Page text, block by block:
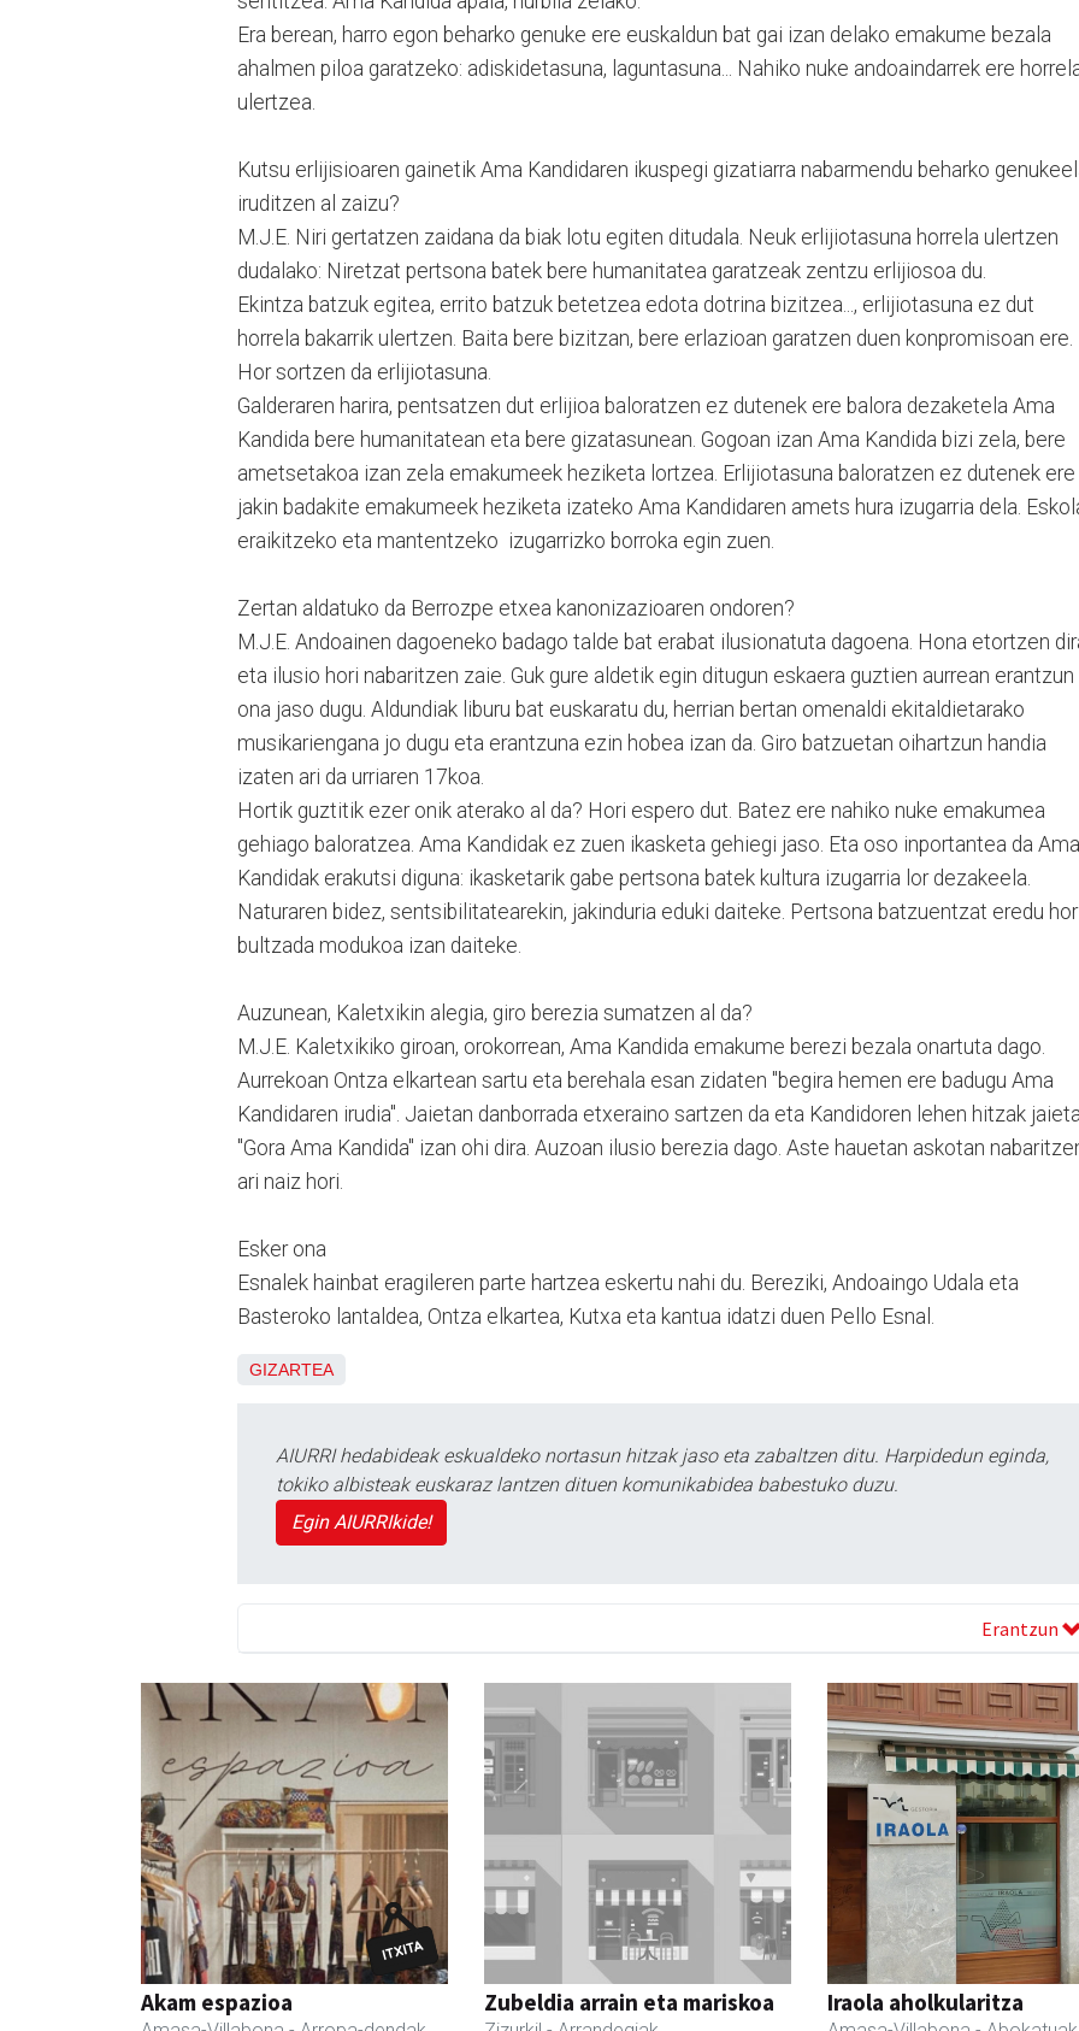
Era berean, harro egon beharko genuke ere euskaldun bat gai izan delako emakume bezala
ahalmen piloa garatzeko: adiskidetasuna, laguntasuna... Nahiko nuke andoaindarrek ere
ulertzea.
Kutsu erlijisioaren gainetik Ama Kandidaren ikuspegi gizatiarra nabarmendu beharko
iruditzen al zaizu?
M.J.E. Niri gertatzen zaidana da biak lotu egiten ditudala. Neuk erlijiotasuna horrela ulertzen
dudalako: Niretzat pertsona batek bere humanitatea garatzeak zentzu erlijiosoa du.
Ekintza batzuk egitea, errito batzuk betetzea edota dotrina bizitzea..., erlijiotasuna ez dut
horrela bakarrik ulertzen. Baita bere bizitzan, bere erlazioan garatzen duen konpromisoan ere.
Hor sortzen da erlijiotasuna.
Galderaren harira, pentsatzen dut erlijioa baloratzen ez dutenek ere balora dezaketela Ama
Kandida bere humanitatean eta bere gizatasunean. Gogoan izan Ama Kandida bizi zela, bere
ametsetakoa izan zela emakumeek heziketa lortzea. Erlijiotasuna baloratzen ez dutenek ere
jakin badakite emakumeek heziketa izateko Ama Kandidaren amets hura izugarria dela.
eraikitzeko eta mantentzeko izugarrizko borroka egin zuen.
Zertan aldatuko da Berrozpe etxea kanonizazioaren ondoren?
M.J.E. Andoainen dagoeneko badago talde bat erabat ilusionatuta dagoena. Hona etortzen
eta ilusio hori nabaritzen zaie. Guk gure aldetik egin ditugun eskaera guztien aurrean erantzun
ona jaso dugu. Aldundiak liburu bat euskaratu du, herrian bertan omenaldi ekitaldietarako
musikariengana jo dugu eta erantzuna ezin hobea izan da. Giro batzuetan oihartzun handia
izaten ari da urriaren 17koa.
Hortik guztitik ezer onik aterako al da? Hori espero dut. Batez ere nahiko nuke emakumea
gehiago baloratzea. Ama Kandidak ez zuen ikasketa gehiegi jaso. Eta oso inportantea da Ama
Kandidak erakutsi diguna: ikasketarik gabe pertsona batek kultura izugarria lor dezakeela.
Naturaren bidez, sentsibilitatearekin, jakinduria eduki daiteke. Pertsona batzuentzat eredu
bultzada modukoa izan daiteke.
Auzunean, Kaletxikin alegia, giro berezia sumatzen al da?
M.J.E. Kaletxikiko giroan, orokorrean, Ama Kandida emakume berezi bezala onartuta dago.
Aurrekoan Ontza elkartean sartu eta berehala esan zidaten "begira hemen ere badugu Ama
Kandidaren irudia". Jaietan danborrada etxeraino sartzen da eta Kandidoren lehen hitzak
"Gora Ama Kandida" izan ohi dira. Auzoan ilusio berezia dago. Aste hauetan askotan
ari naiz hori.
Esker ona
Esnalek hainbat eragileren parte hartzea eskertu nahi du. Bereziki, Andoaingo Udala eta
Basteroko lantaldea, Ontza elkartea, Kutxa eta kantua idatzi duen Pello Esnal.
GIZARTEA
AIURRI hedabideak eskualdeko nortasun hitzak jaso eta zabaltzen ditu. Harpidedun eginda,
tokiko albisteak euskaraz lantzen dituen komunikabidea babestuko duzu.
Egin AIURRIkide!
Erantzun
Akam espazioa Zubeldia arrain eta mariskoa Iraola aholkularitza